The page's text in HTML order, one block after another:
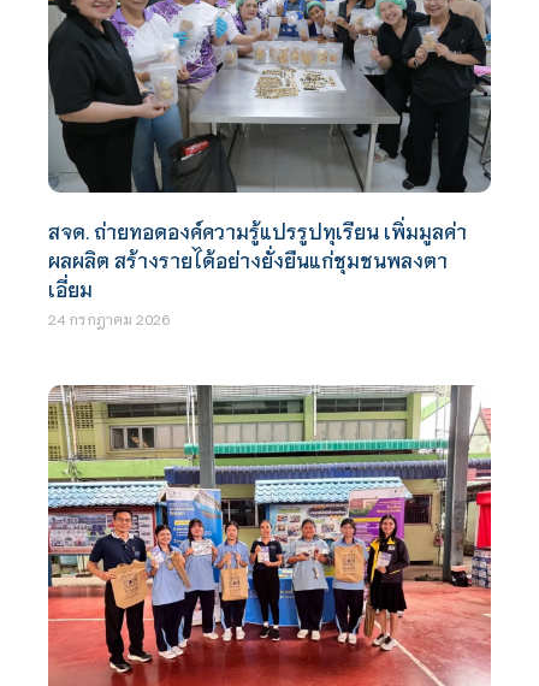
สจด. ถ่ายทอดองค์ความรู้แปรรูปทุเรียน เพิ่มมูลค่า
ผลผลิต สร้างรายได้อย่างยั่งยืนแก่ชุมชนพลงตา
เอี่ยม
24 กรกฎาคม 2026